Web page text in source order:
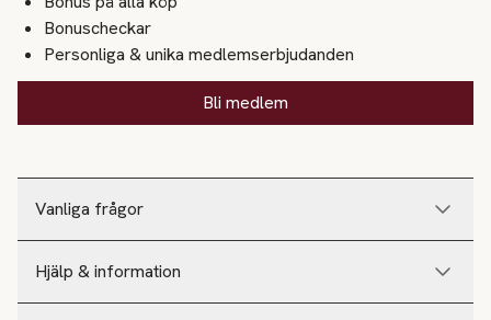
Vanliga frågor
Hjälp & information
Bonuscheckar
Personliga & unika medlemserbjudanden
Bli medlem